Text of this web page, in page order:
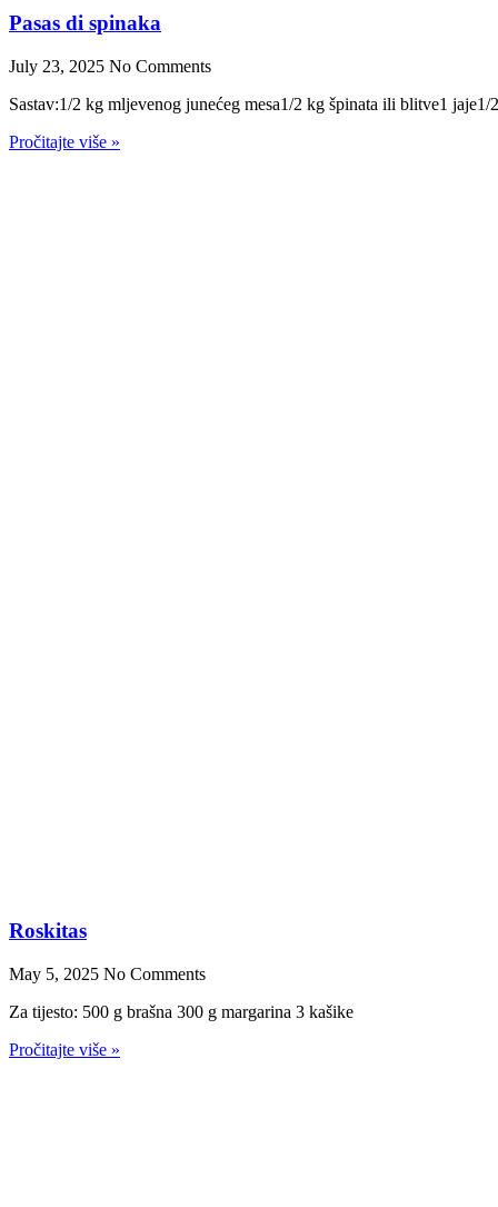
Pasas di spinaka
July 23, 2025 No Comments
Sastav:1/2 kg mljevenog junećeg mesa1/2 kg špinata ili blitve1 jaje1/2
Pročitajte više »